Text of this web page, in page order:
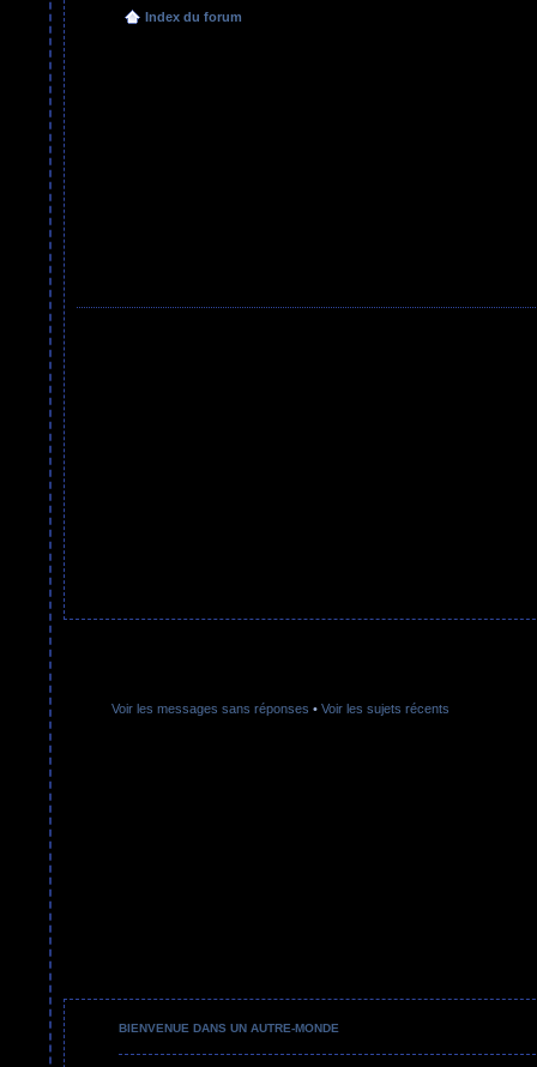
Index du forum
Voir les messages sans réponses • Voir les sujets récents
BIENVENUE DANS UN AUTRE-MONDE